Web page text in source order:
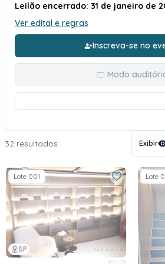
Leilão encerrado: 31 de janeiro de
Ver edital e regras
Inscreva-se no
Modo
32 resultados Exibir
SP
Lote 001 Lote